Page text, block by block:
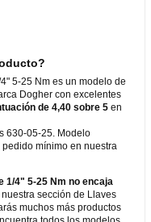
5-25 Nm es un modelo de
Dogher con excelentes
de 4,40 sobre 5 en
630-05-25. Modelo
mínimo en nuestra
1/4" 5-25 Nm no encaja
sección de Llaves
muchos más productos